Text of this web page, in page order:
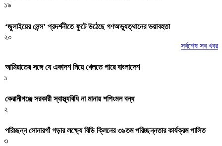
১৯
‘জুলাইয়ের লেন্স’ প্রদর্শনীতে ফুটে উঠেছে গণঅভ্যুত্থানের ভয়াবহতা
২০
সর্বশেষ সব খবর
আমিরাতের সঙ্গে যে একাদশ নিয়ে খেলতে পারে বাংলাদেশ
১
কেরানীগঞ্জে সরকারী স্বাস্থ্যবিধি না মানায় শপিংমল বন্ধ
২
পরিচ্ছন্ন সোনারগাঁ গড়ার লক্ষ্যে বিডি ক্লিনের ৩৯তম পরিচ্ছন্নতার কার্যক্রম পালিত
৩